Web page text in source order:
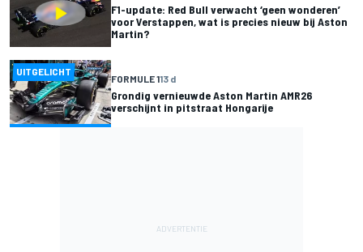
F1-update: Red Bull verwacht ‘geen wonderen’
voor Verstappen, wat is precies nieuw bij Aston
Martin?
UITGELICHT
FORMULE 113 d
Grondig vernieuwde Aston Martin AMR26
verschijnt in pitstraat Hongarije